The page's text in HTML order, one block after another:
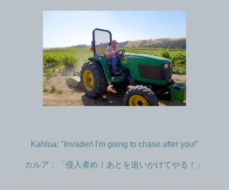
Kahlua: "Invader! I'm going to chase after you!"
カルア：「侵入者め！あとを追いかけてやる！」